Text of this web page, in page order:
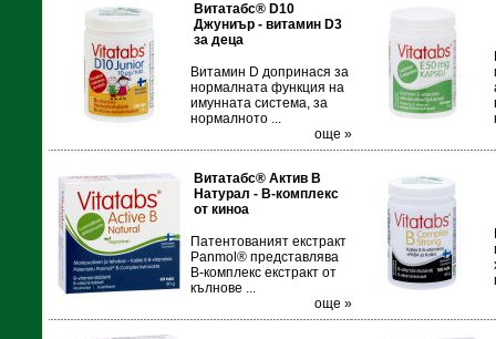
Витатабс® D10
Джуниър - витамин D3
за деца
Витамин D допринася за
нормалната функция на
имунната система, за
нормалното ...
още »
Витатабс® Актив В
Натурал - В-комплекс
от киноа
Патентованият екстракт
Panmol® представлява
В-комплекс екстракт от
кълнове ...
още »